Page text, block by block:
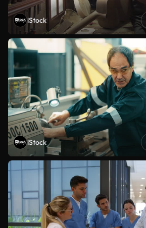
iStock
iStock